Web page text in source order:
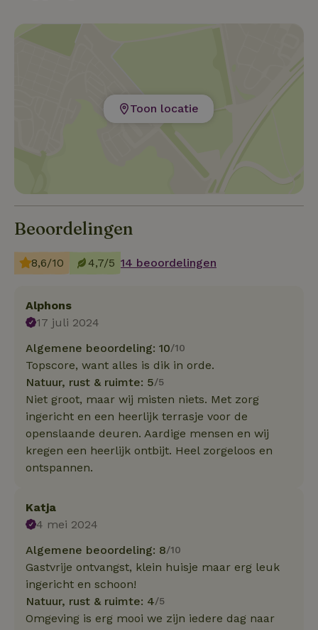
Toon locatie
Beoordelingen
8,6/10 4,7/5 14 beoordelingen
Alphons
17 juli 2024
Algemene beoordeling: 10/10
Topscore, want alles is dik in orde.
Natuur, rust & ruimte: 5/5
Niet groot, maar wij misten niets. Met zorg
ingericht en een heerlijk terrasje voor de
openslaande deuren. Aardige mensen en wij
kregen een heerlijk ontbijt. Heel zorgeloos en
ontspannen.
Katja
4 mei 2024
Algemene beoordeling: 8/10
Gastvrije ontvangst, klein huisje maar erg leuk
ingericht en schoon!
Natuur, rust & ruimte: 4/5
Omgeving is erg mooi we zijn iedere dag naar